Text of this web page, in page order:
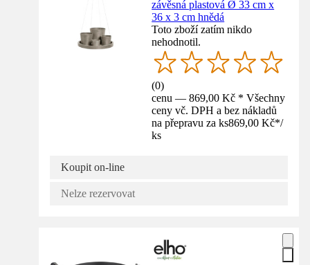
závěsná plastová Ø 33 cm x
36 x 3 cm hnědá
Toto zboží zatím nikdo
nehodnotil.
(0)
cenu — 869,00 Kč * Všechny
ceny vč. DPH a bez nákladů
na přepravu za ks869,00 Kč*/
ks
Koupit on-line
Nelze rezervovat